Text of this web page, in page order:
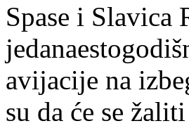
Spase i
avijacije na
su da će se